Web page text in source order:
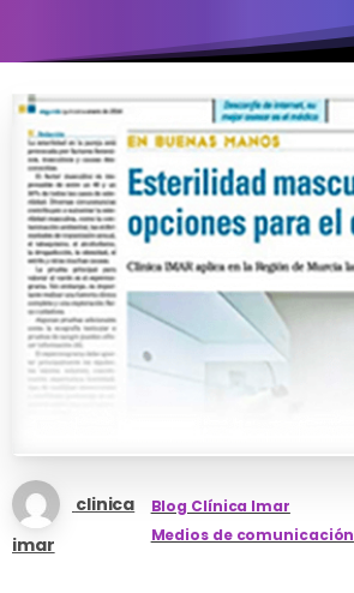
clinica
imar
Blog Clínica Imar
Medios de comunicación